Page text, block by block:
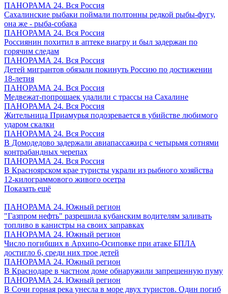
ПАНОРАМА 24. Вся Россия
Сахалинские рыбаки поймали полтонны редкой рыбы-фугу,
она же - рыба-собака
ПАНОРАМА 24. Вся Россия
Россиянин похитил в аптеке виагру и был задержан по
горячим следам
ПАНОРАМА 24. Вся Россия
Детей мигрантов обязали покинуть Россию по достижении
18-летия
ПАНОРАМА 24. Вся Россия
Медвежат-попрошаек удалили с трассы на Сахалине
ПАНОРАМА 24. Вся Россия
Жительница Приамурья подозревается в убийстве любимого
ударом скалки
ПАНОРАМА 24. Вся Россия
В Домодедово задержали авиапассажира с четырьмя сотнями
контрабандных черепах
ПАНОРАМА 24. Вся Россия
В Красноярском крае туристы украли из рыбного хозяйства
12-килограммового живого осетра
Показать ещё
ПАНОРАМА 24. Южный регион
"Газпром нефть" разрешила кубанским водителям заливать
топливо в канистры на своих заправках
ПАНОРАМА 24. Южный регион
Число погибших в Архипо-Осиповке при атаке БПЛА
достигло 6, среди них трое детей
ПАНОРАМА 24. Южный регион
В Краснодаре в частном доме обнаружили запрещенную пуму
ПАНОРАМА 24. Южный регион
В Сочи горная река унесла в море двух туристов. Один погиб